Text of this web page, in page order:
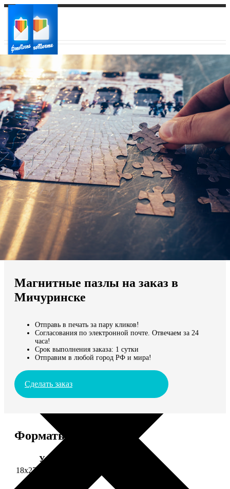
Ваш город:
Ваш регион доставки
Выберите из списка:
Мы доставляем по всему миру
Продолжить без города
Магнитные пазлы на заказ в
Мичуринске
Отправь в печать за пару кликов!
Согласования по электронной почте. Отвечаем за 24
часа!
Срок выполнения заказа: 1 сутки
Отправим в любой город РФ и мира!
Сделать заказ
Форматы и цены
Услуга
18х27 см 126 частей